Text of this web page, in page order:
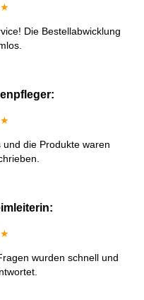
Die Bestellabwicklung
die Produkte waren
wurden schnell und